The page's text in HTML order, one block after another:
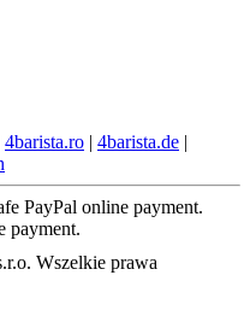
4barista.ro | 4barista.de |
Wszelkie prawa